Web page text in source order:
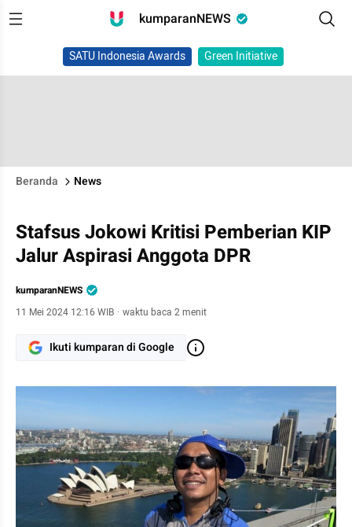
kumparanNEWS
SATU Indonesia Awards Green Initiative
Beranda News
Stafsus Jokowi Kritisi Pemberian KIP
Jalur Aspirasi Anggota DPR
kumparanNEWS
11 Mei 2024 12:16 WIB · waktu baca 2 menit
Ikuti kumparan di Google